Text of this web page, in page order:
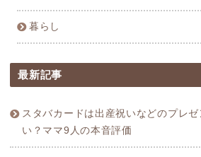
暮らし
最新記事
スタバカードは出産祝いなどのプレ
い？ママ9人の本音評価